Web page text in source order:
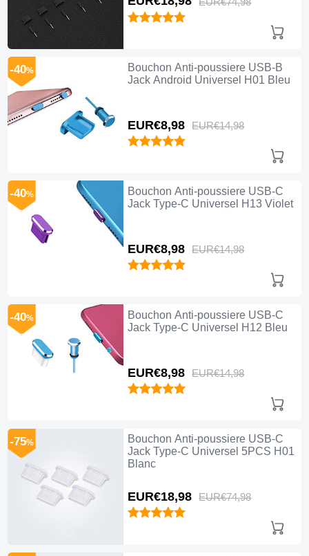
Bouchon Anti-poussiere USB-B
Jack Android Universel H01 Bleu
EUR€8,98 EUR€14,98
-40%
Bouchon Anti-poussiere USB-C
Jack Type-C Universel H13 Violet
EUR€8,98 EUR€14,98
-40%
Bouchon Anti-poussiere USB-C
Jack Type-C Universel H12 Bleu
EUR€8,98 EUR€14,98
-40%
Bouchon Anti-poussiere USB-C
Jack Type-C Universel 5PCS H01
Blanc
EUR€18,98 EUR€74,98
-75%